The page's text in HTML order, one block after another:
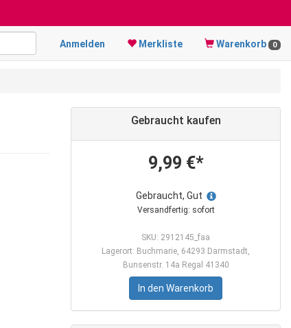
Anmelden Merkliste Warenkorb 0
Gebraucht kaufen
9,99 €*
Gebraucht, Gut
Versandfertig: sofort
SKU: 2912145_faa
Lagerort: Buchmarie, 64293 Darmstadt,
Bunsenstr. 14a Regal 41340
In den Warenkorb